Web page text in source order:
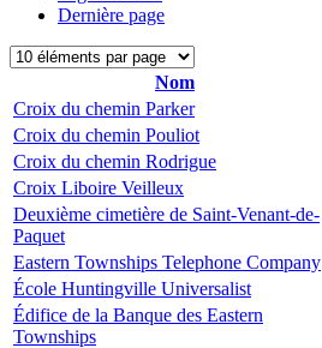
Dernière page
Nom
Croix du chemin Parker
Croix du chemin Pouliot
Croix du chemin Rodrigue
Croix Liboire Veilleux
Deuxième cimetière de Saint-Venant-de-
Paquet
Eastern Townships Telephone Company
École Huntingville Universalist
Édifice de la Banque des Eastern
Townships